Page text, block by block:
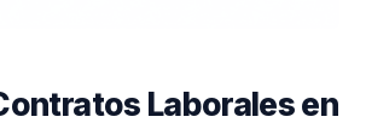
Laborales en